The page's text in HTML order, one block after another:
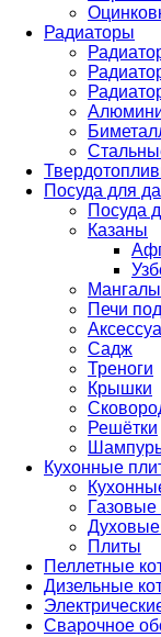
Радиаторы
Посуда для
Посуда
Казаны
Мангалы
Печи
Садж
Треноги
Крышки
Решётки
Кухонные
Газовые
Плиты
Пеллетные
Дизельные
Сварочное